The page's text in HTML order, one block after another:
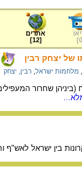
0
]
אתרים
[
12
]
של יצחק רבין
מלחמות ישראל רבין, יצחק
שחרור